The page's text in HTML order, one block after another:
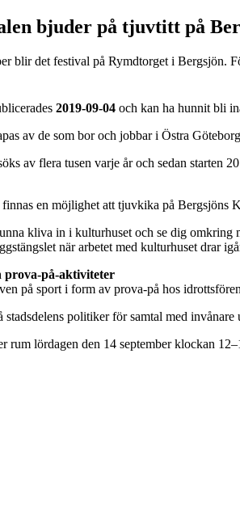
bjuder på tjuvtitt på
blir det festival på Rymdtorget i Bergsjön.
2019-09-04 och kan ha hunnit bli
av de som bor och jobbar i Östra
av flera tusen varje år och sedan starten
en möjlighet att tjuvkika på Bergsjöns
kliva in i kulturhuset och se dig omkring
när arbetet med kulturhuset drar
prova-på-aktiviteter
på sport i form av prova-på hos
stadsdelens politiker för samtal med
rum lördagen den 14 september klockan